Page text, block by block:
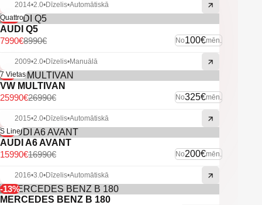
2014•2.0•Dīzelis•Automātiskā
-11%
Quattro
AUDI Q5
No100€mēn.
8990€
7990€
2009•2.0•Dīzelis•Manuālā
-4%
7 Vietas
VW MULTIVAN
No325€mēn.
26990€
25990€
2015•2.0•Dīzelis•Automātiskā
-6%
S Line
AUDI A6 AVANT
No200€mēn.
16990€
15990€
2016•3.0•Dīzelis•Automātiskā
-13%
MERCEDES BENZ B 180